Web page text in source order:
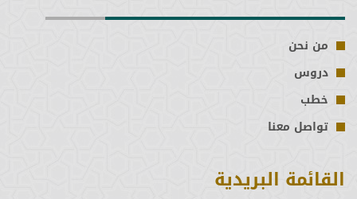
الخامسة
من نحن
دروس
خطب
تواصل معنا
القائمة البريدية